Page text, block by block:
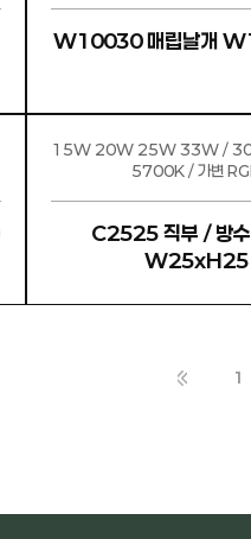
15W 20W 25W 33W /
5700K / 가변
C2525 직부 / 방수 / 간접
W25xH25
1